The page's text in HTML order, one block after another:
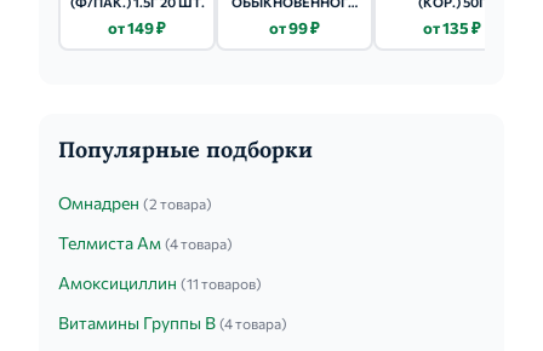
от 149 ₽ от 99 ₽ от 135 ₽
Популярные подборки
Омнадрен (2 товара)
Телмиста Ам (4 товара)
Амоксициллин (11 товаров)
Витамины Группы B (4 товара)